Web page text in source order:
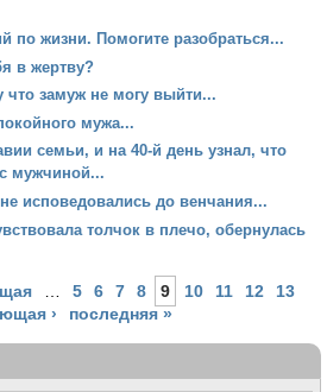
по жизни. Помогите разобраться...
в жертву?
что замуж не могу выйти...
мужа...
семьи, и на 40-й день узнал, что
мужчиной...
исповедовались до венчания...
толчок в плечо, обернулась
5 6 7 8 9 10 11 12
13
›
последняя »